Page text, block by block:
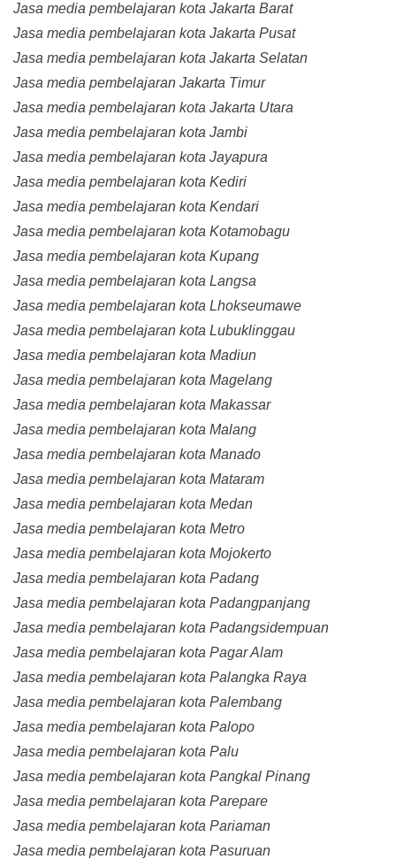
Jasa media pembelajaran kota Jakarta Barat
Jasa media pembelajaran kota Jakarta Pusat
Jasa media pembelajaran kota Jakarta Selatan
Jasa media pembelajaran Jakarta Timur
Jasa media pembelajaran kota Jakarta Utara
Jasa media pembelajaran kota Jambi
Jasa media pembelajaran kota Jayapura
Jasa media pembelajaran kota Kediri
Jasa media pembelajaran kota Kendari
Jasa media pembelajaran kota Kotamobagu
Jasa media pembelajaran kota Kupang
Jasa media pembelajaran kota Langsa
Jasa media pembelajaran kota Lhokseumawe
Jasa media pembelajaran kota Lubuklinggau
Jasa media pembelajaran kota Madiun
Jasa media pembelajaran kota Magelang
Jasa media pembelajaran kota Makassar
Jasa media pembelajaran kota Malang
Jasa media pembelajaran kota Manado
Jasa media pembelajaran kota Mataram
Jasa media pembelajaran kota Medan
Jasa media pembelajaran kota Metro
Jasa media pembelajaran kota Mojokerto
Jasa media pembelajaran kota Padang
Jasa media pembelajaran kota Padangpanjang
Jasa media pembelajaran kota Padangsidempuan
Jasa media pembelajaran kota Pagar Alam
Jasa media pembelajaran kota Palangka Raya
Jasa media pembelajaran kota Palembang
Jasa media pembelajaran kota Palopo
Jasa media pembelajaran kota Palu
Jasa media pembelajaran kota Pangkal Pinang
Jasa media pembelajaran kota Parepare
Jasa media pembelajaran kota Pariaman
Jasa media pembelajaran kota Pasuruan